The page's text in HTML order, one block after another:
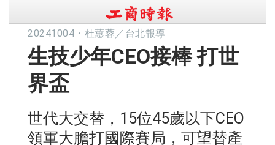
20241004 ・ 杜蕙蓉／台北報導
生技少年CEO接棒 打世
界盃
世代大交替，15位45歲以下CEO
領軍大膽打國際賽局，可望替產